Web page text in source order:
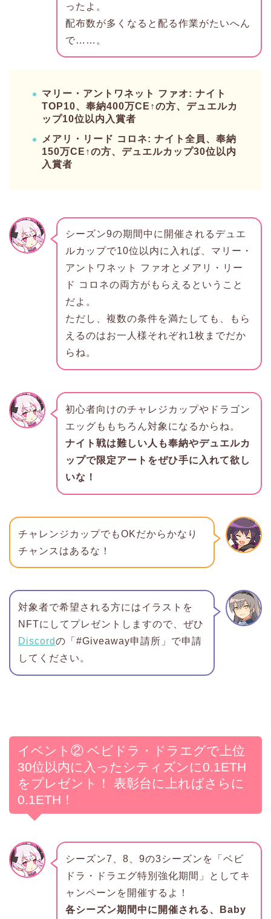
ったよ。
配布数が多くなると配る作業がたいへん
で……。
マリー・アントワネット ファオ: ナイト
TOP10、奉納400万CE↑の方、デュエルカ
ップ10位以内入賞者
メアリ・リード コロネ: ナイト全員、奉納
150万CE↑の方、デュエルカップ30位以内
入賞者
シーズン9の期間中に開催されるデュエ
ルカップで10位以内に入れば、マリー・
アントワネット ファオとメアリ・リー
ド コロネの両方がもらえるということ
だよ。
ただし、複数の条件を満たしても、もら
えるのはお一人様それぞれ1枚までだか
らね。
初心者向けのチャレジカップやドラゴン
エッグももちろん対象になるからね。
ナイト戦は難しい人も奉納やデュエルカ
ップで限定アートをぜひ手に入れて欲し
いな！
チャレンジカップでもOKだからかなり
チャンスはあるな！
対象者で希望される方にはイラストを
NFTにしてプレゼントしますので、ぜひ
Discordの「#Giveaway申請所」で申請
してください。
イベント② ベビドラ・ドラエグで上位
30位以内に入ったシティズンに0.1ETH
をプレゼント！ 表彰台に上ればさらに
0.1ETH！
シーズン7、8、9の3シーズンを「ベビ
ドラ・ドラエグ特別強化期間」としてキ
ャンペーンを開催するよ！
各シーズン期間中に開催される、Baby